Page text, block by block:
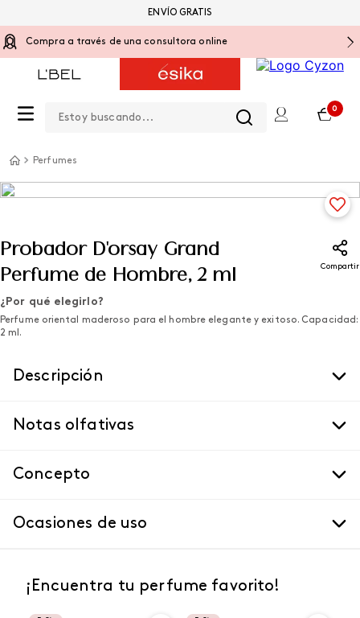
Compra a través de una consultora online
0
ENVÍO GRATIS
Perfumes
Probador D'orsay Grand
Perfume de Hombre, 2 ml
Compartir
¿Por qué elegirlo?
Perfume oriental maderoso para el hombre elegante y exitoso. Capacidad:
2 ml.
Descripción
Notas olfativas
Concepto
Ocasiones de uso
¡Encuentra tu perfume favorito!